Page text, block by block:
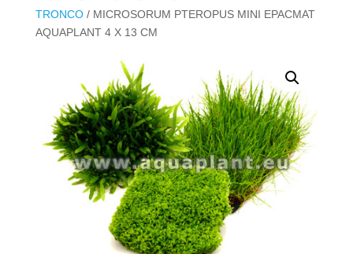
TRONCO/ MICROSORUM PTEROPUS MINI EPACMAT
AQUAPLANT 4 X 13 CM